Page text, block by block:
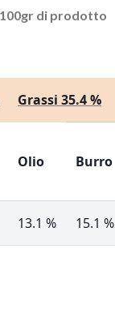
di prodotto
Grassi 35.4 %
Olio Burro
13.1 % 15.1 %